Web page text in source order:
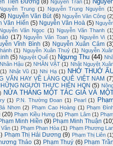
Tiến Đường (8) Nguyễn Trần (1)
Nguyễn Trung (1) Nguyễn Trung Nguyên
Nguyễn Văn Bút (6) Nguyễn Văn Công
Văn Hiến (5) Nguyễn Văn Hoà (5)
Nguyễn Văn Ngọc (1) Nguyễn Văn Thanh
(17) Nguyễn Văn Toan (1) Nguyên Vi
Vĩnh Bình (3) Nguyễn Xuân Cảm
(1) Nguyễn Xuân Thuỷ (1) Nguyễn
(5) Nguyệt Quế (1) Ngưng Thu (44)
Nhân Hậu (2) NHÂN VẬT (1) Nhật Nguyệt
(1) Nhật Vũ (1) Nhi Hạ (1) NHỚ THUỞ
VĂN HAY VỀ LÀNG QUÊ VIỆT NAM
NGƯỜI THỰC HIỆN HQN (5)
NỬA THÁNG MỘT TÁC GIẢ VÀ
(1) P.N. Thường Đoan (1) Pearl (1)
Nhơn (2) Phạm Cao Hoàng (1) Phạm
(20) Phạm Kiều Hưng (1) Phạm Lâm (1)
Minh Hiền (9) Phạm Minh Thuận
Vân (1) Phạm Phan Hòa (1) Phạm Phương
Phạm Thị Hải Dương (9) Phạm Thị Liên
Thảo (3) Phạm Thuý (6) Phạm